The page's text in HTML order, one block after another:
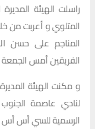
راسلت الهيئة
المتلوي و أعربت من
المناجم على حسن
الفريقين أمس الجمعة 3 جوان 2022 .
و مكنت الهيئة
لنادي عاصمة
الرسمية للسي أس أس